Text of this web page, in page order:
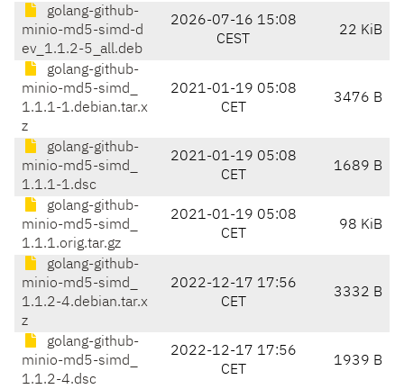
golang-github-
minio-md5-simd-d
ev_1.1.2-5_all.deb
2026-07-16 15:08
CEST
22 KiB
golang-github-
minio-md5-simd_
1.1.1-1.debian.tar.x
z
2021-01-19 05:08
CET
3476 B
golang-github-
minio-md5-simd_
1.1.1-1.dsc
2021-01-19 05:08
CET
1689 B
golang-github-
minio-md5-simd_
1.1.1.orig.tar.gz
2021-01-19 05:08
CET
98 KiB
golang-github-
minio-md5-simd_
1.1.2-4.debian.tar.x
z
2022-12-17 17:56
CET
3332 B
golang-github-
minio-md5-simd_
1.1.2-4.dsc
2022-12-17 17:56
CET
1939 B